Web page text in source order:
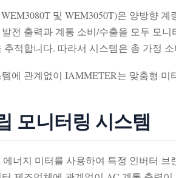
및 WEM3050T)은 양방향
전 출력과 계통 소비/수출을 모두 모
적합니다. 따라서 시스템은 총 가정
에 관계없이 IAMMETER는 맞춤형
모니터링 시스템
너지 미터를 사용하여 특정 인버터